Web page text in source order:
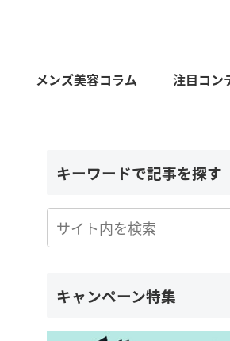
メンズ美容コラム 注目コン
キーワードで記事を探す
キャンペーン特集